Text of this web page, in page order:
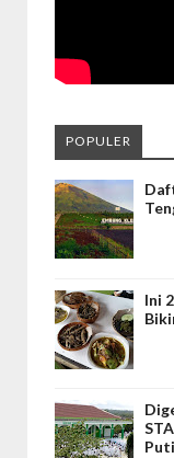
POPULER
Ini